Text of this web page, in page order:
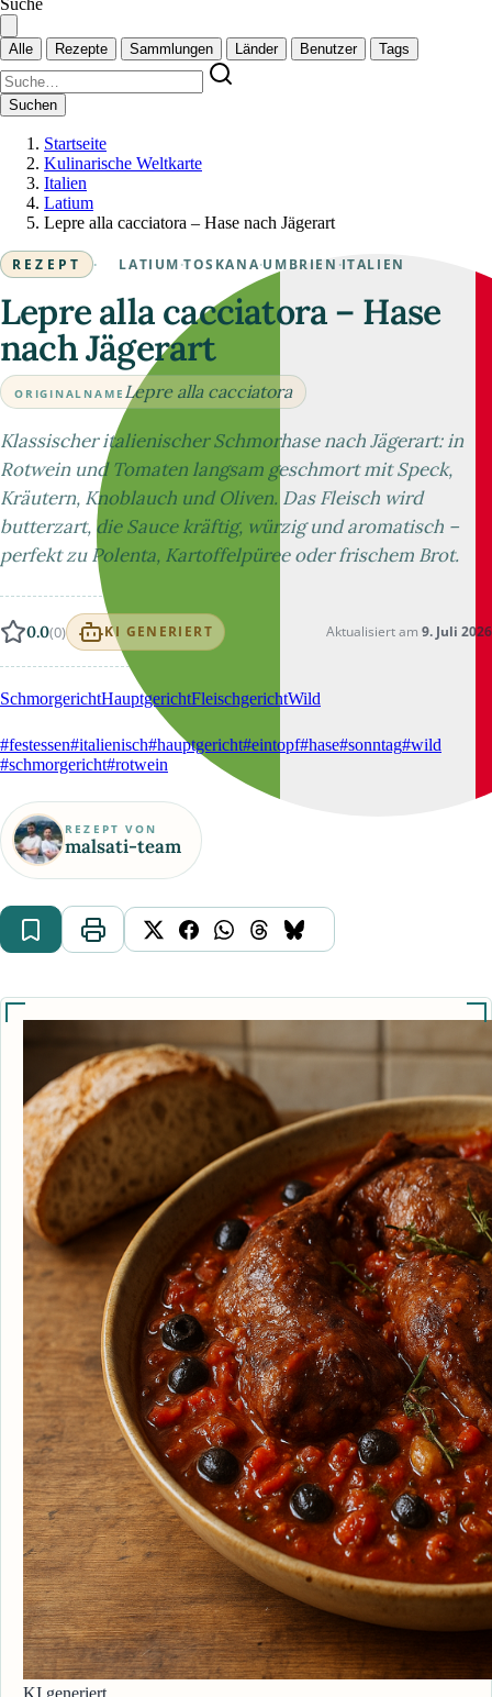
Suche
Alle Rezepte Sammlungen Länder Benutzer Tags
Suchen
Startseite
Kulinarische Weltkarte
Italien
Latium
Lepre alla cacciatora – Hase nach Jägerart
REZEPT · LATIUM ·TOSKANA·UMBRIEN ·ITALIEN
Lepre alla cacciatora – Hase
nach Jägerart
ORIGINALNAME Lepre alla cacciatora
Klassischer italienischer Schmorhase nach Jägerart: in
Rotwein und Tomaten langsam geschmort mit Speck,
Kräutern, Knoblauch und Oliven. Das Fleisch wird
butterzart, die Sauce kräftig, würzig und aromatisch –
perfekt zu Polenta, Kartoffelpüree oder frischem Brot.
0.0(0) KI GENERIERT Aktualisiert am 9. Juli 2026
SchmorgerichtHauptgerichtFleischgerichtWild
#festessen#italienisch#hauptgericht#eintopf#hase#sonntag#wild
#schmorgericht#rotwein
REZEPT VON
malsati-team